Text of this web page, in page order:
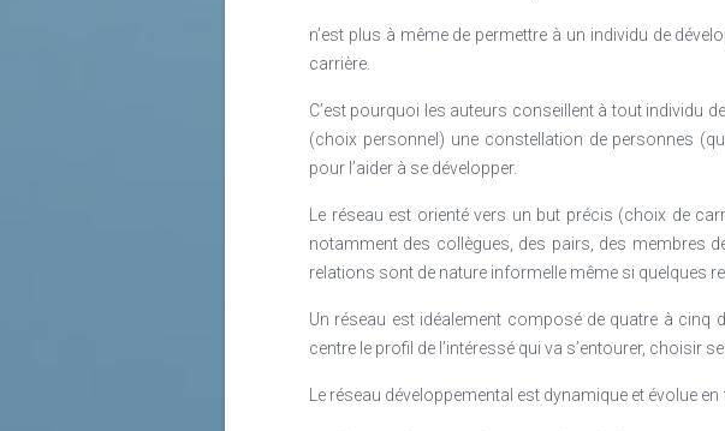
n’est plus à même de permettre à un individu de
carrière.
C’est pourquoi les auteurs conseillent à tout individu
(choix personnel) une constellation de personnes
pour l’aider à se développer.
Le réseau est orienté vers un but précis (choix de
notamment des collègues, des pairs, des membres
relations sont de nature informelle même si quelques
Un réseau est idéalement composé de quatre à cinq
centre le profil de l’intéressé qui va s’entourer, choisir
Le réseau développemental est dynamique et évolue